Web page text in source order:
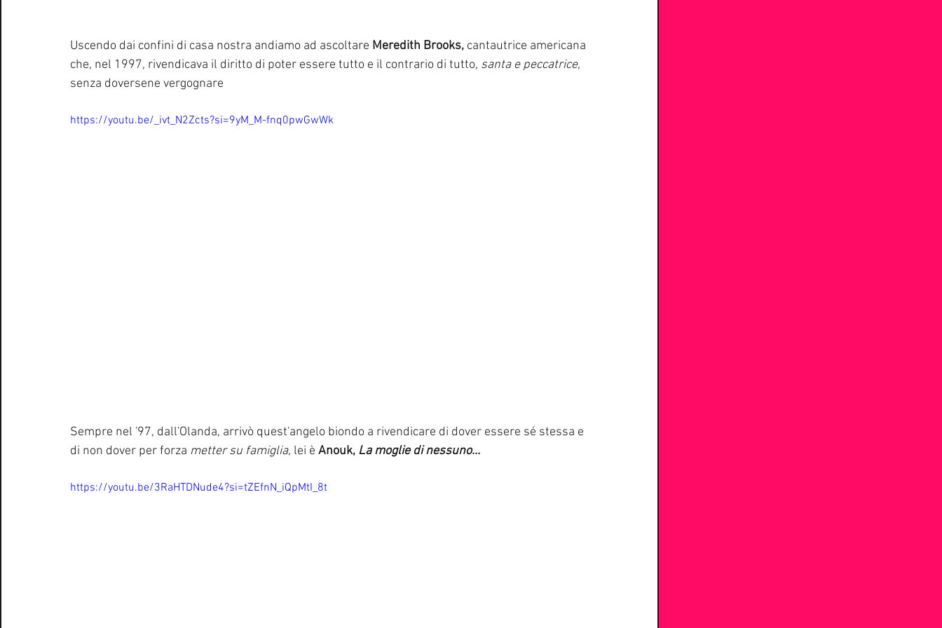
Uscendo dai confini di casa nostra andiamo ad ascoltare Meredith Brooks, cantautrice americana
che, nel 1997, rivendicava il diritto di poter essere tutto e il contrario di tutto, santa e peccatrice,
senza doversene vergognare
https://youtu.be/_ivt_N2Zcts?si=9yM_M-fnq0pwGwWk
Sempre nel '97, dall'Olanda, arrivò quest'angelo biondo a rivendicare di dover essere sé stessa e
di non dover per forza metter su famiglia, lei è Anouk, La moglie di nessuno...
https://youtu.be/3RaHTDNude4?si=tZEfnN_iQpMtI_8t